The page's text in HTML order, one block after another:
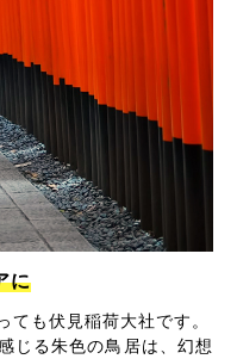
に
ても伏見稲荷大社です。
じる朱色の鳥居は、幻想